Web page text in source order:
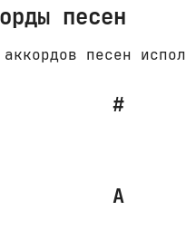
песен
песен
#
А